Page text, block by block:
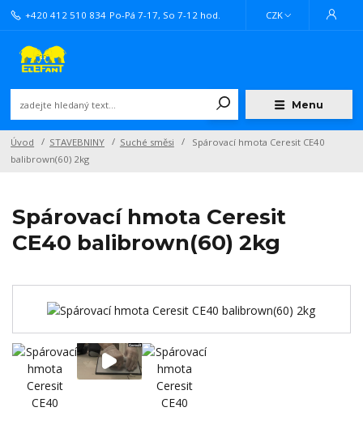
Menu
CZK
+420 412 510 834 Po-Pá 7-17, So 7-12 hod.
Úvod STAVEBNINY Suché směsi
Spárovací hmota Ceresit CE40
balibrown(60) 2kg
Spárovací hmota Ceresit
CE40 balibrown(60) 2kg